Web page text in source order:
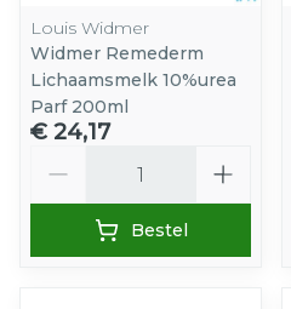
Louis Widmer
Widmer Remederm
Lichaamsmelk 10%urea
Parf 200ml
€ 24,17
Bestel